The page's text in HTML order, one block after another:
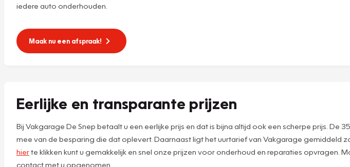
iedere auto onderhouden.
Maak nu een afspraak!
Eerlijke en transparante prijzen
Bij Vakgarage De Snep betaalt u een eerlijke prijs en dat is bijna altijd ook een scherpe prijs.
mee van de besparing die dat oplevert. Daarnaast ligt het uurtarief van Vakgarage gemiddeld
hierte klikken kunt u gemakkelijk en snel onze prijzen voor onderhoud en reparaties
contact met u opgenomen.